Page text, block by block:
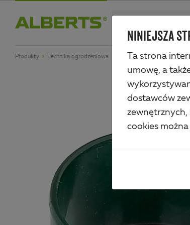
NINIEJSZA
Ta strona
umowę, a
dostawców
zewnętrznych,
cookies można
content
Produkty Technika ogrodzeniowa Siatka i bramy Obejma